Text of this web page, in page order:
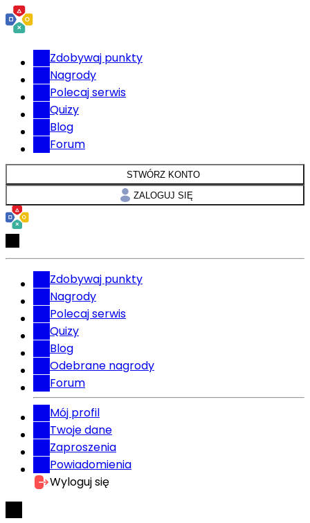
Zdobywaj punkty
Nagrody
Polecaj serwis
Quizy
Blog
Forum
STWÓRZ KONTO
ZALOGUJ SIĘ
Zdobywaj punkty
Nagrody
Polecaj serwis
Quizy
Blog
Odebrane nagrody
Forum
Mój profil
Twoje dane
Zaproszenia
Powiadomienia
Wyloguj się